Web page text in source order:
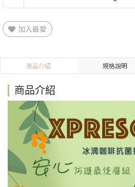
加入最愛
商品介紹 規格說明
商品介紹